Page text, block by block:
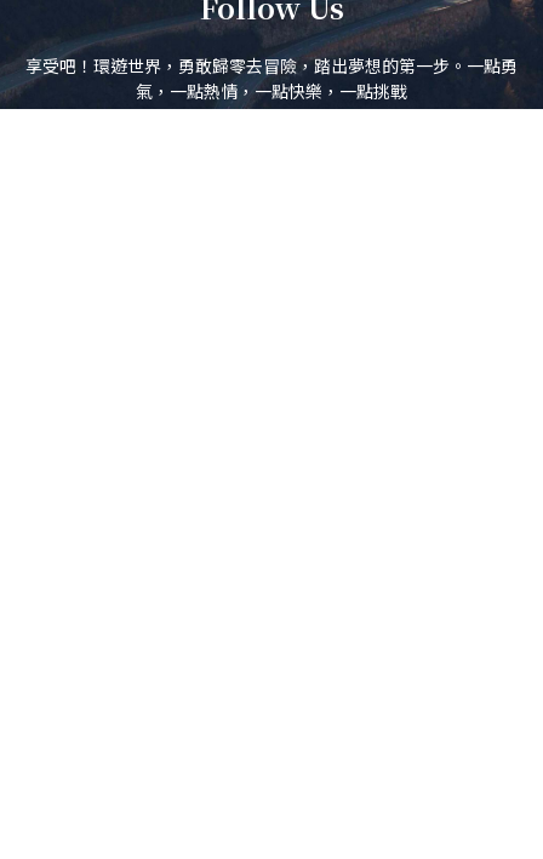
享受吧！環遊世界，勇敢歸零去冒險，踏出夢想的第一步。一點勇
氣，一點熱情，一點快樂，一點挑戰